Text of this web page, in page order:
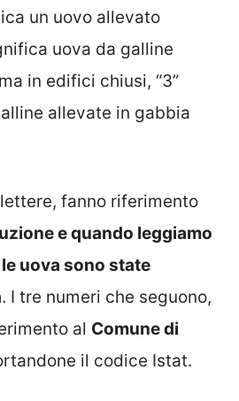
un uovo allevato
uova da galline
in edifici chiusi, “3”
allevate in gabbia
fanno riferimento
e quando leggiamo
uova sono state
. I tre numeri che seguono,
al Comune di
il codice Istat.